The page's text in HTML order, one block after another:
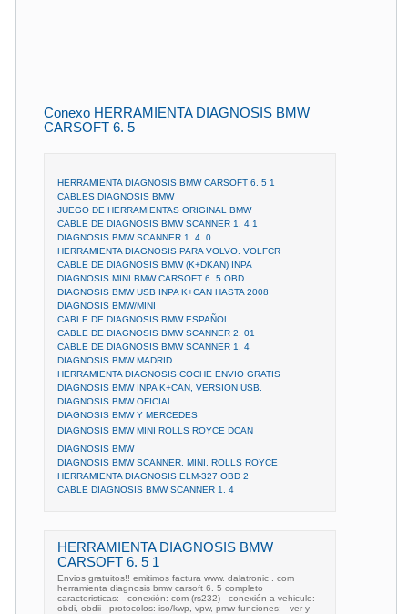
Conexo HERRAMIENTA DIAGNOSIS BMW
CARSOFT 6. 5
HERRAMIENTA DIAGNOSIS BMW CARSOFT 6. 5 1
CABLES DIAGNOSIS BMW
JUEGO DE HERRAMIENTAS ORIGINAL BMW
CABLE DE DIAGNOSIS BMW SCANNER 1. 4 1
DIAGNOSIS BMW SCANNER 1. 4. 0
HERRAMIENTA DIAGNOSIS PARA VOLVO. VOLFCR
CABLE DE DIAGNOSIS BMW (K+DKAN) INPA
DIAGNOSIS MINI BMW CARSOFT 6. 5 OBD
DIAGNOSIS BMW USB INPA K+CAN HASTA 2008
DIAGNOSIS BMW/MINI
CABLE DE DIAGNOSIS BMW ESPAÑOL
CABLE DE DIAGNOSIS BMW SCANNER 2. 01
CABLE DE DIAGNOSIS BMW SCANNER 1. 4
DIAGNOSIS BMW MADRID
HERRAMIENTA DIAGNOSIS COCHE ENVIO GRATIS
DIAGNOSIS BMW INPA K+CAN, VERSION USB.
DIAGNOSIS BMW OFICIAL
DIAGNOSIS BMW Y MERCEDES
DIAGNOSIS BMW MINI ROLLS ROYCE DCAN
DIAGNOSIS BMW
DIAGNOSIS BMW SCANNER, MINI, ROLLS ROYCE
HERRAMIENTA DIAGNOSIS ELM-327 OBD 2
CABLE DIAGNOSIS BMW SCANNER 1. 4
HERRAMIENTA DIAGNOSIS BMW
CARSOFT 6. 5 1
Envios gratuitos!! emitimos factura www. dalatronic . com
herramienta diagnosis bmw carsoft 6. 5 completo
caracteristicas: - conexión: com (rs232) - conexión a vehiculo:
obdi, obdii - protocolos: iso/kwp, vpw, pmw funciones: - ver y